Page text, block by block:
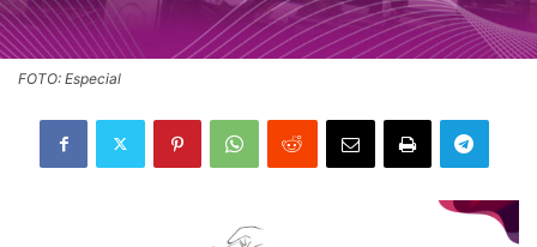
FOTO: Especial